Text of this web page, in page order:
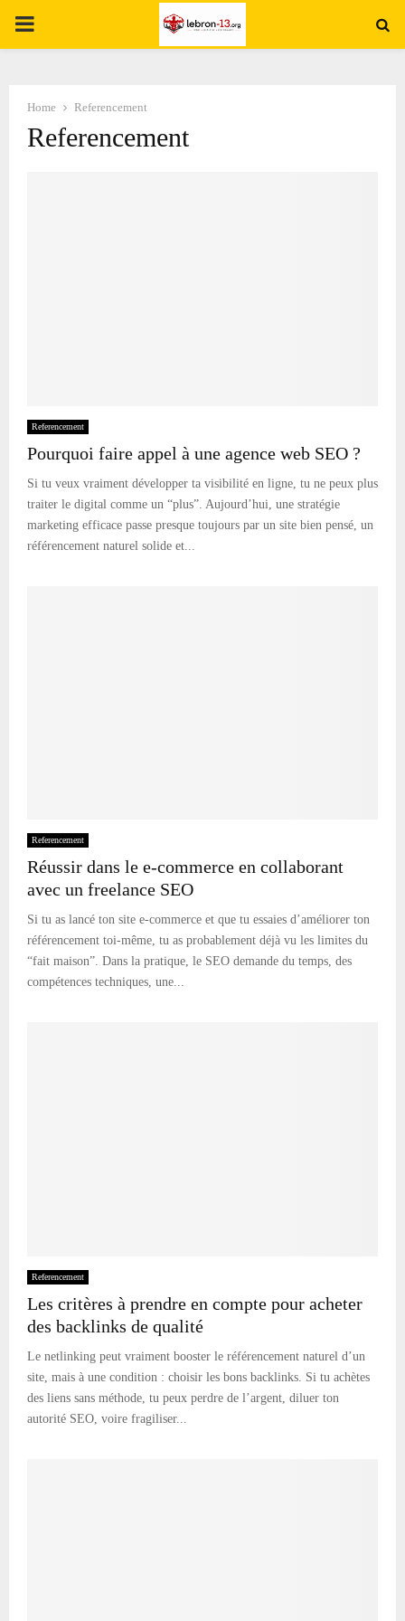
PRIMARY
Home Referencement
Referencement
Referencement
Pourquoi faire appel à une agence web SEO ?
Si tu veux vraiment développer ta visibilité en ligne, tu ne peux plus
traiter le digital comme un “plus”. Aujourd’hui, une stratégie
marketing efficace passe presque toujours par un site bien pensé, un
référencement naturel solide et...
Referencement
Réussir dans le e-commerce en collaborant
avec un freelance SEO
Si tu as lancé ton site e-commerce et que tu essaies d’améliorer ton
référencement toi-même, tu as probablement déjà vu les limites du
“fait maison”. Dans la pratique, le SEO demande du temps, des
compétences techniques, une...
Referencement
Les critères à prendre en compte pour acheter
des backlinks de qualité
Le netlinking peut vraiment booster le référencement naturel d’un
site, mais à une condition : choisir les bons backlinks. Si tu achètes
des liens sans méthode, tu peux perdre de l’argent, diluer ton
autorité SEO, voire fragiliser...